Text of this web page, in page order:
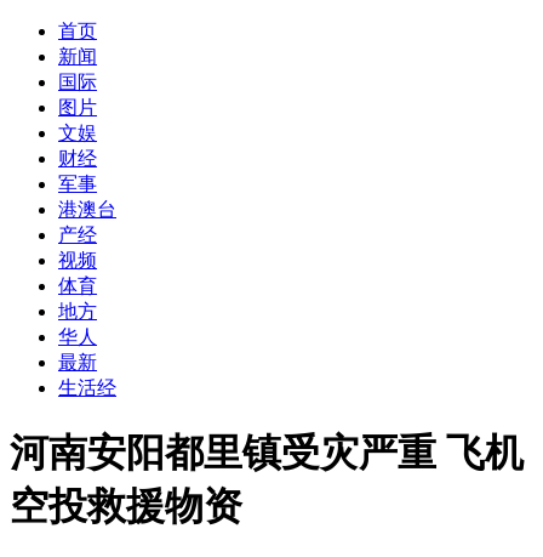
首页
新闻
国际
图片
文娱
财经
军事
港澳台
产经
视频
体育
地方
华人
最新
生活经
河南安阳都里镇受灾严重 飞机
空投救援物资